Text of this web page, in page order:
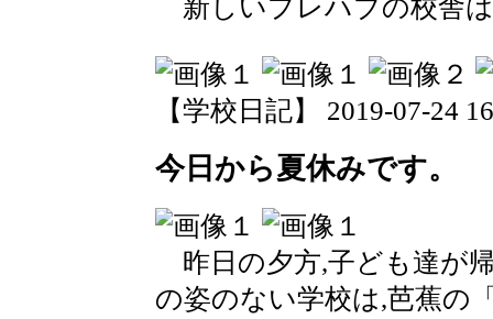
新しいプレハブの校舎
【学校日記】 2019-07-24
今日から夏休みです。
昨日の夕方,子ども達が
の姿のない学校は,芭蕉の